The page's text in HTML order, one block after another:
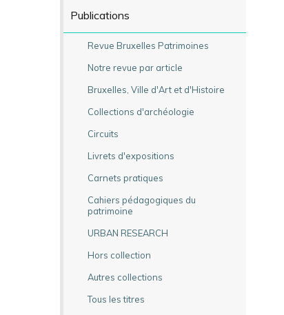
Publications
Revue Bruxelles Patrimoines
Notre revue par article
Bruxelles, Ville d'Art et d'Histoire
Collections d'archéologie
Circuits
Livrets d'expositions
Carnets pratiques
Cahiers pédagogiques du
patrimoine
URBAN RESEARCH
Hors collection
Autres collections
Tous les titres